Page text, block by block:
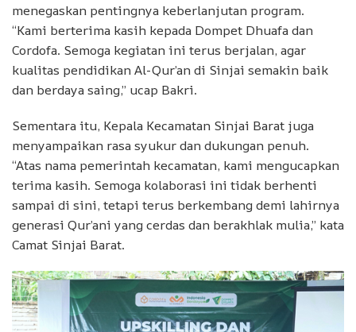
menegaskan pentingnya keberlanjutan program.
“Kami berterima kasih kepada Dompet Dhuafa dan
Cordofa. Semoga kegiatan ini terus berjalan, agar
kualitas pendidikan Al-Qur’an di Sinjai semakin baik
dan berdaya saing,” ucap Bakri.
Sementara itu, Kepala Kecamatan Sinjai Barat juga
menyampaikan rasa syukur dan dukungan penuh.
“Atas nama pemerintah kecamatan, kami mengucapkan
terima kasih. Semoga kolaborasi ini tidak berhenti
sampai di sini, tetapi terus berkembang demi lahirnya
generasi Qur’ani yang cerdas dan berakhlak mulia,” kata
Camat Sinjai Barat.